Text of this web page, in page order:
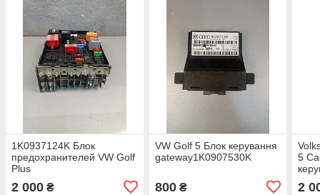
1K0937124K Блок
предохранителей VW Golf
Plus
2 000 ₴
VW Golf 5 Блок керування
gateway1K0907530K
800₴
5
2